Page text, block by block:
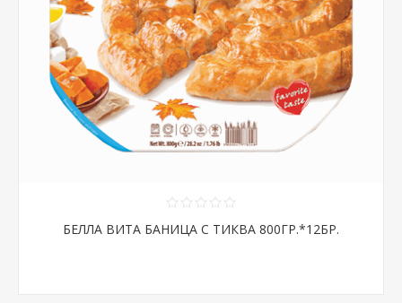
БЕЛЛА ВИТА БАНИЦА С ТИКВА 800ГР.*12БР.